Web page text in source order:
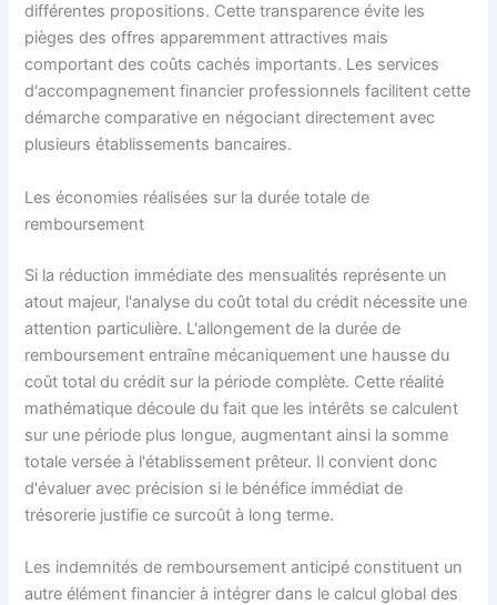
différentes propositions. Cette transparence évite les
pièges des offres apparemment attractives mais
comportant des coûts cachés importants. Les services
d'accompagnement financier professionnels facilitent cette
démarche comparative en négociant directement avec
plusieurs établissements bancaires.
Les économies réalisées sur la durée totale de
remboursement
Si la réduction immédiate des mensualités représente un
atout majeur, l'analyse du coût total du crédit nécessite une
attention particulière. L'allongement de la durée de
remboursement entraîne mécaniquement une hausse du
coût total du crédit sur la période complète. Cette réalité
mathématique découle du fait que les intérêts se calculent
sur une période plus longue, augmentant ainsi la somme
totale versée à l'établissement prêteur. Il convient donc
d'évaluer avec précision si le bénéfice immédiat de
trésorerie justifie ce surcoût à long terme.
Les indemnités de remboursement anticipé constituent un
autre élément financier à intégrer dans le calcul global des